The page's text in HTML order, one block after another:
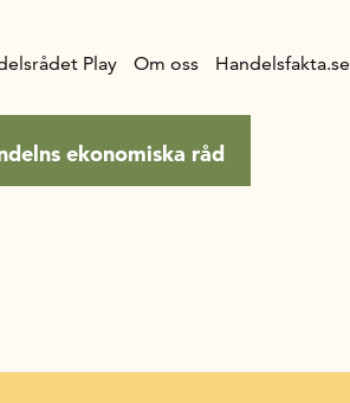
ekonomiska råd
Play Om oss Handelsfakta.se